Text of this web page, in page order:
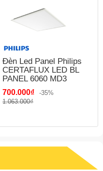
Đèn Led Panel Philips
CERTAFLUX LED BL
PANEL 6060 MD3
700.000₫
-35%
1.063.000₫